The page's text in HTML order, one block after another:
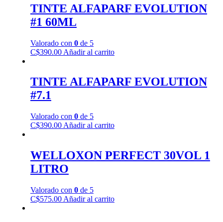
TINTE ALFAPARF EVOLUTION
#1 60ML
Valorado con 0de 5
C$390.00 Añadir al carrito
TINTE ALFAPARF EVOLUTION
#7.1
Valorado con 0de 5
C$390.00 Añadir al carrito
WELLOXON PERFECT 30VOL 1
LITRO
Valorado con 0de 5
C$575.00 Añadir al carrito